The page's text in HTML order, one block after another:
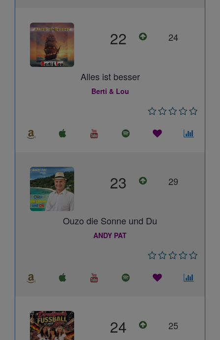
22 24
Alles ist besser
Berti & Lou
23 29
Ouzo die Sonne und Du
ANDY PAT
24 25